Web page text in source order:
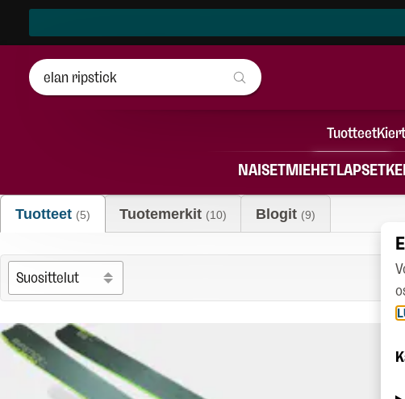
Tuotteet
NAISETMIEHETLAPSET
"elan ripstick"
Tuotteet (5) Tuotemerkit (10) Blogit (9)